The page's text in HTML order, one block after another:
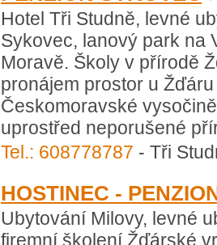
Hotel Tři Studně, levné
Sykovec, lanový park na
Moravě. Školy v přírodě
pronájem prostor u
Českomoravské
uprostřed neporušené
Tel.: 608778787 - Tři
HOSTINEC -
Ubytování Milovy, levné
firemní školení Žďárské